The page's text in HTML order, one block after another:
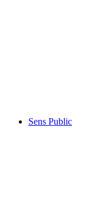
Sens Public